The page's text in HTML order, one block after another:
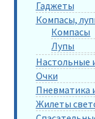
Гаджеты
Компасы,
Компасы
Лупы
Настольные
Очки
Пневматика
Жилеты